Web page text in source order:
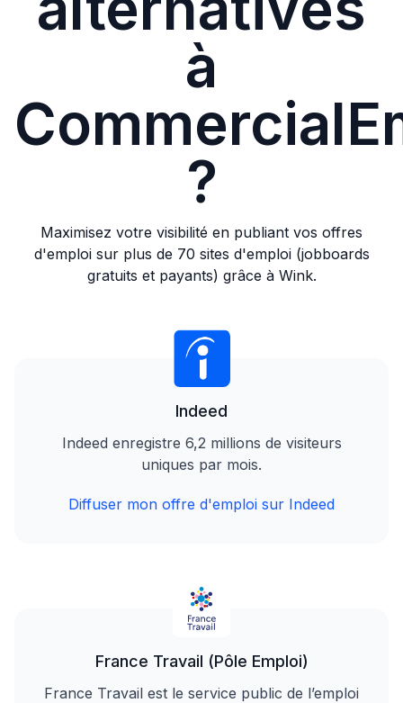
à
?
Maximisez votre visibilité en publiant vos offres
d'emploi sur plus de 70 sites d'emploi (jobboards
gratuits et payants) grâce à Wink.
Indeed
Indeed enregistre 6,2 millions de visiteurs
uniques par mois.
Diffuser mon offre d'emploi sur Indeed
France Travail (Pôle Emploi)
France Travail est le service public de l’emploi